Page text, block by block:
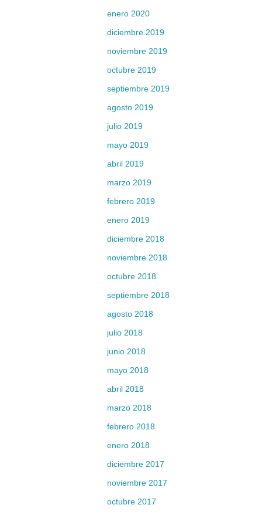
enero 2020
diciembre 2019
noviembre 2019
octubre 2019
septiembre 2019
agosto 2019
julio 2019
mayo 2019
abril 2019
marzo 2019
febrero 2019
enero 2019
diciembre 2018
noviembre 2018
octubre 2018
septiembre 2018
agosto 2018
julio 2018
junio 2018
mayo 2018
abril 2018
marzo 2018
febrero 2018
enero 2018
diciembre 2017
noviembre 2017
octubre 2017